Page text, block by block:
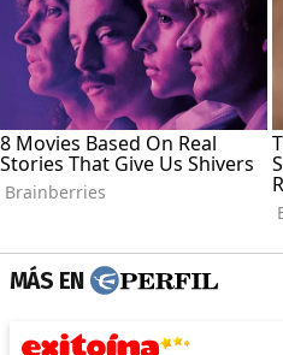
MÁS EN